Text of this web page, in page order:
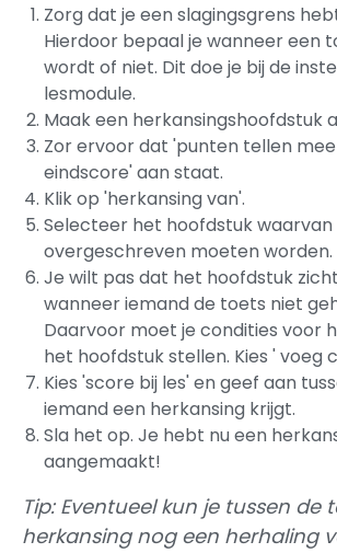
Zorg dat je een slagingsgrens
Hierdoor bepaal je wanneer een
wordt of niet. Dit doe je bij de
lesmodule.
Maak een herkansingshoofdstuk
Zor ervoor dat 'punten tellen
eindscore' aan staat.
Klik op 'herkansing van'.
Selecteer het hoofdstuk
overgeschreven moeten worden.
Je wilt pas dat het hoofdstuk
wanneer iemand de toets niet
Daarvoor moet je condities voor
het hoofdstuk stellen. Kies ' voeg
Kies 'score bij les' en geef aan
iemand een herkansing krijgt.
Sla het op. Je hebt nu een
aangemaakt!
Tip: Eventueel kun je tussen de
herkansing nog een herhaling